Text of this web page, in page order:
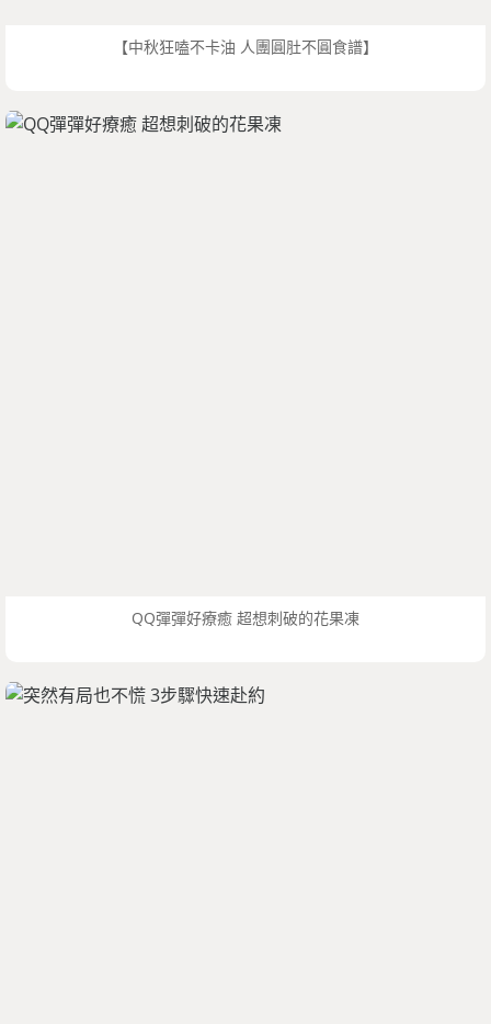
【中秋狂嗑不卡油 人團圓肚不圓食譜】
QQ彈彈好療癒 超想刺破的花果凍